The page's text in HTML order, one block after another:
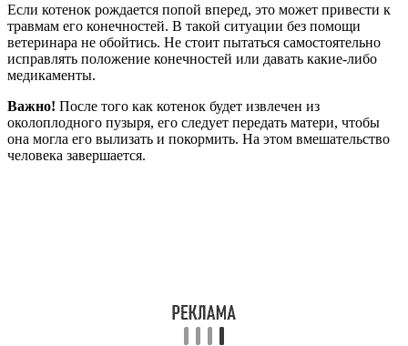
Если котенок рождается попой вперед, это может привести к
травмам его конечностей. В такой ситуации без помощи
ветеринара не обойтись. Не стоит пытаться самостоятельно
исправлять положение конечностей или давать какие-либо
медикаменты.
Важно! После того как котенок будет извлечен из
околоплодного пузыря, его следует передать матери, чтобы
она могла его вылизать и покормить. На этом вмешательство
человека завершается.